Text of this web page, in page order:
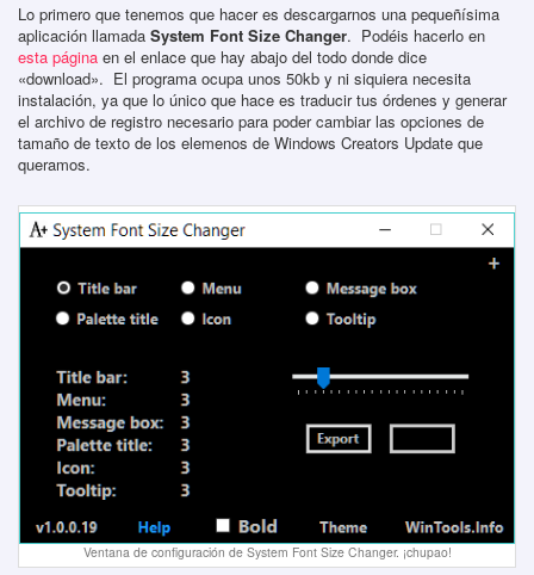
Lo primero que tenemos que hacer es descargarnos una pequeñísima
aplicación llamada System Font Size Changer. Podéis hacerlo en
esta página en el enlace que hay abajo del todo donde dice
«download». El programa ocupa unos 50kb y ni siquiera necesita
instalación, ya que lo único que hace es traducir tus órdenes y generar
el archivo de registro necesario para poder cambiar las opciones de
tamaño de texto de los elemenos de Windows Creators Update que
queramos.
Ventana de configuración de System Font Size Changer. ¡chupao!